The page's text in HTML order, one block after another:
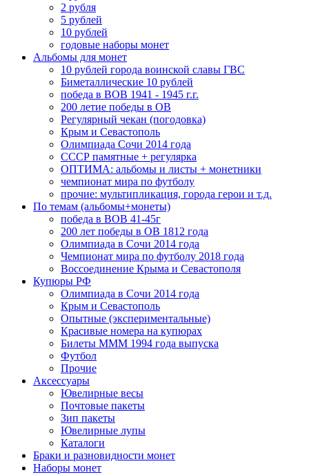
2 рубля
5 рублей
10 рублей
годовые наборы монет
Альбомы для монет
10 рублей города воинской славы ГВС
Биметаллические 10 рублей
победа в ВОВ 1941 - 1945 г.г.
200 летие победы в ОВ
Регулярный чекан (погодовка)
Крым и Севастополь
Олимпиада Сочи 2014 года
СССР памятные + регулярка
ОПТИМА: альбомы и листы + монетники
чемпионат мира по футболу
прочие: мультипликация, города герои и т.д.
По темам (альбомы+монеты)
победа в ВОВ 41-45г
200 лет победы в ОВ 1812 года
Олимпиада в Сочи 2014 года
Чемпионат мира по футболу 2018 года
Воссоединение Крыма и Севастополя
Купюры РФ
Олимпиада в Сочи 2014 года
Крым и Севастополь
Опытные (экспериментальные)
Красивые номера на купюрах
Билеты МММ 1994 года выпуска
Футбол
Прочие
Аксессуары
Ювелирные весы
Почтовые пакеты
Зип пакеты
Ювелирные лупы
Каталоги
Браки и разновидности монет
Наборы монет